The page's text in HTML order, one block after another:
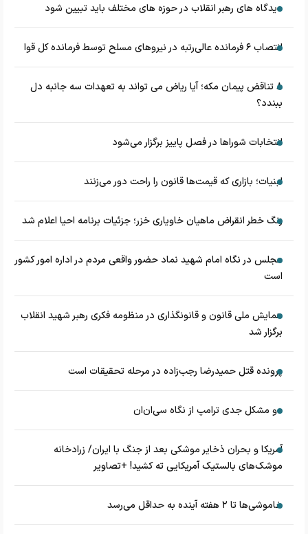
دیدگاه های رهبر انقلاب در حوزه های مختلف باید تبیین شود
انتصاب ۶ فرمانده عالی‌رتبه در نیروهای مسلح توسط فرمانده کل قوا
۸ تناقض‌ پیمان مکه؛ آیا ریاض می تواند به تعهدات سه جانبه دل
ببندد؟
انتخابات شوراها در فصل پاییز برگزار می‌شود
لبنیات؛ بازاری که قیمت‌ها قانون را راحت دور می‌زنند
زنگ خطر انقراض ماهیان خاویاری خزر؛ جزئیات برنامه احیا اعلام شد
مجلس در نگاه امام شهید نماد حضور واقعی مردم در اداره امور کشور
است
همایش ملی قانون و قانونگذاری در منظومه فکری رهبر شهید انقلاب
برگزار شد
پرونده قتل حمیدرضا رجب‌زاده در مرحله تحقیقات است
دو مشکل جدی ترامپ از نگاه سی‌ان‌ان
آمریکا و بحران ذخایر موشکی بعد از جنگ با ایران/ زرادخانه
موشک‌های بالستیک آمریکایی ته کشید! +تصاویر
خاموشی‌ها تا ۲ هفته آینده به حداقل می‌رسد